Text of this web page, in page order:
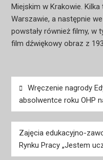
Miejskim w Krakowie.
Warszawie, a następnie
powstały również filmy, w
film dźwiękowy obraz z
Nawigacja
wpisu
Wręczenie nagrody
absolwentce roku OHP
Zajęcia edukacyjno-
Rynku Pracy „Jestem